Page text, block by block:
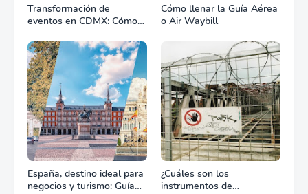
Transformación de
eventos en CDMX: Cómo
equipos define el éxito de
tu celebración
Cómo llenar la Guía Aérea
o Air Waybill
España, destino ideal para
negocios y turismo: Guía
¿Cuáles son los
instrumentos de